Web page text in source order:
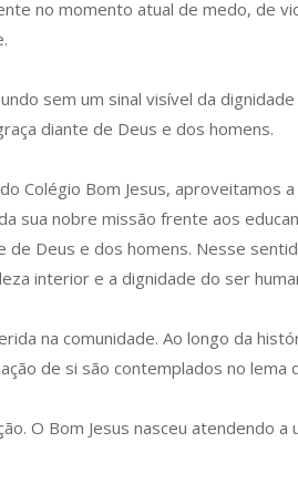
no momento atual de medo, de
sem um sinal visível da
diante de Deus e dos homens.
Colégio Bom Jesus,
sua nobre missão frente aos
de Deus e dos homens. Nesse
interior e a dignidade do ser
na comunidade. Ao longo da
de si são contemplados no lema
O Bom Jesus nasceu